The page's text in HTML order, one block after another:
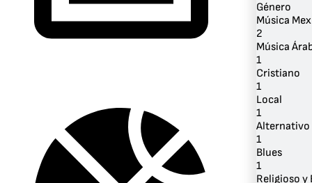
Género
Música
2
Música
1
Cristiano
1
Local
1
Alternativo
1
Blues
1
Religioso